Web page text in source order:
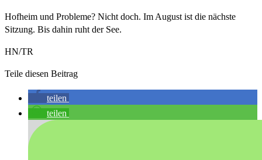
Hofheim und Probleme? Nicht doch. Im August ist die nächste
Sitzung. Bis dahin ruht der See.
HN/TR
Teile diesen Beitrag
teilen
teilen